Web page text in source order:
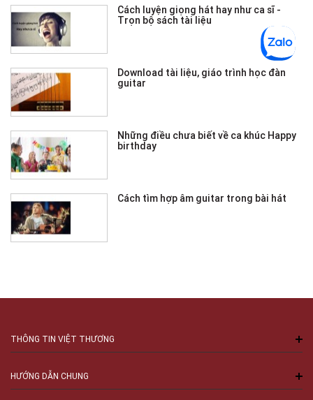
Cách luyện giọng hát hay như ca sĩ -
Trọn bộ sách tài liệu
Download tài liệu, giáo trình học đàn
guitar
Những điều chưa biết về ca khúc Happy
birthday
Cách tìm hợp âm guitar trong bài hát
THÔNG TIN VIỆT THƯƠNG
HƯỚNG DẪN CHUNG